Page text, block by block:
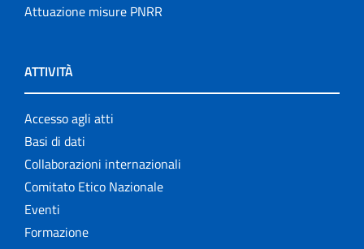
Attuazione misure PNRR
ATTIVITÀ
Accesso agli atti
Basi di dati
Collaborazioni internazionali
Comitato Etico Nazionale
Eventi
Formazione